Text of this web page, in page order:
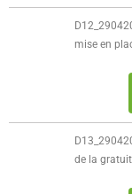
mise en
de la